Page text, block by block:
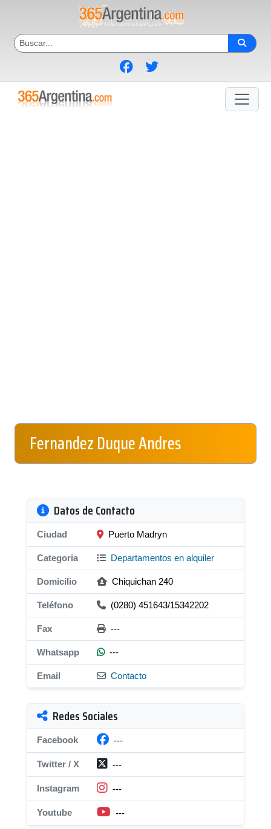
Fernandez Duque Andres
Datos de Contacto
Ciudad Puerto Madryn
Categoria Departamentos en alquiler
Domicilio Chiquichan 240
Teléfono (0280) 451643/15342202
Fax ---
Whatsapp ---
Email Contacto
Redes Sociales
Facebook ---
Twitter / X ---
Instagram ---
Youtube ---